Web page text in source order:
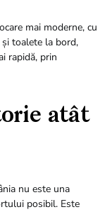
mai moderne, cu
toalete la bord,
rapidă, prin
atât
nu este una
posibil. Este